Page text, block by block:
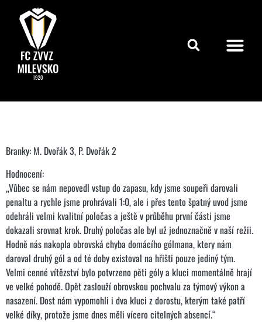
Branky: M. Dvořák 3, P. Dvořák 2
Hodnocení:
„Vůbec se nám nepovedl vstup do zapasu, kdy jsme soupeři darovali
penaltu a rychle jsme prohrávali 1:0, ale i přes tento špatný uvod jsme
odehráli velmi kvalitní poločas a ještě v průběhu první části jsme
dokazali srovnat krok. Druhý poločas ale byl už jednoznačně v naší režii.
Hodně nás nakopla obrovská chyba domácího gólmana, ktery nám
daroval druhý gól a od té doby existoval na hřišti pouze jediný tým.
Velmi cenné vítězství bylo potvrzeno pěti góly a kluci momentálně hrají
ve velké pohodě. Opět zaslouží obrovskou pochvalu za týmový výkon a
nasazení. Dost nám vypomohli i dva kluci z dorostu, kterým také patří
velké díky, protože jsme dnes měli vícero citelných absencí.“